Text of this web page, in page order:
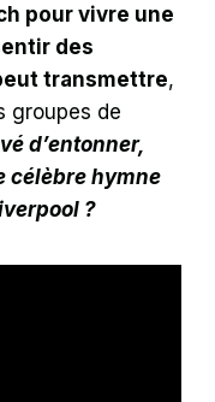
pour vivre une
des
transmettre,
groupes de
d’entonner,
célèbre hymne
?